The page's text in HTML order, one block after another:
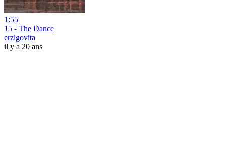
1:55
15 - The Dance
erzigovita
il y a 20 ans